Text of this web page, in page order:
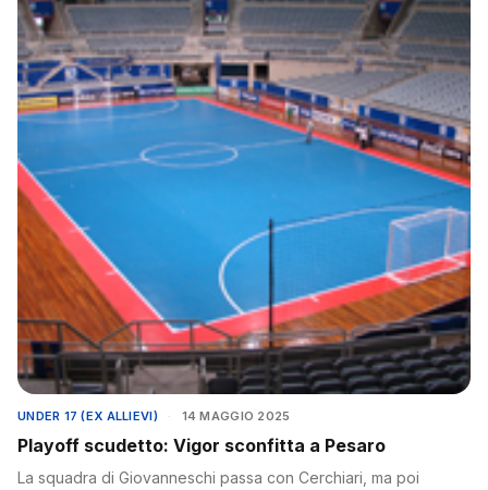
UNDER 17 (EX ALLIEVI) · 14 MAGGIO 2025
Playoff scudetto: Vigor sconfitta a Pesaro
La squadra di Giovanneschi passa con Cerchiari, ma poi